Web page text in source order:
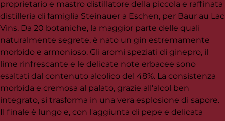
proprietario e mastro distillatore della piccola e raffinata
distilleria di famiglia Steinauer a Eschen, per Baur au Lac
Vins. Da 20 botaniche, la maggior parte delle quali
naturalmente segrete, è nato un gin estremamente
morbido e armonioso. Gli aromi speziati di ginepro, il
lime rinfrescante e le delicate note erbacee sono
esaltati dal contenuto alcolico del 48%. La consistenza
morbida e cremosa al palato, grazie all'alcol ben
integrato, si trasforma in una vera esplosione di sapore.
Il finale è lungo e, con l'aggiunta di pepe e delicata